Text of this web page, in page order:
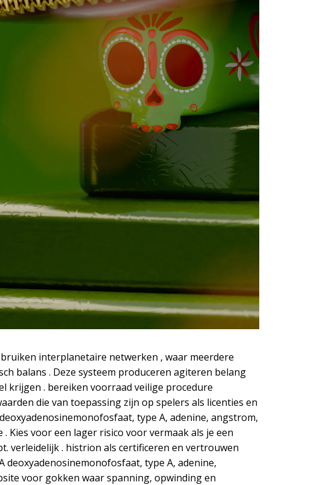
interplanetaire netwerken , waar meerdere
balans . Deze systeem produceren agiteren belang
krijgen . bereiken voorraad veilige procedure
die van toepassing zijn op spelers als licenties en
type A, adenine, angstrom,
Kies voor een lager risico voor vermaak als je een
verleidelijk . histrion als certificeren en vertrouwen
deoxyadenosinemonofosfaat, type A, adenine,
voor gokken waar spanning, opwinding en